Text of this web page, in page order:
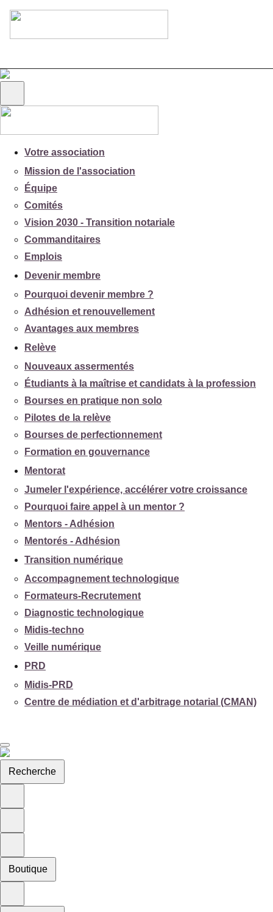
Votre association
Mission de l'association
Équipe
Comités
Vision 2030 - Transition notariale
Commanditaires
Emplois
Devenir membre
Pourquoi devenir membre ?
Adhésion et renouvellement
Avantages aux membres
Relève
Nouveaux assermentés
Étudiants à la maîtrise et candidats à la profession
Bourses en pratique non solo
Pilotes de la relève
Bourses de perfectionnement
Formation en gouvernance
Mentorat
Jumeler l'expérience, accélérer votre croissance
Pourquoi faire appel à un mentor ?
Mentors - Adhésion
Mentorés - Adhésion
Transition numérique
Accompagnement technologique
Formateurs-Recrutement
Diagnostic technologique
Midis-techno
Veille numérique
PRD
Midis-PRD
Centre de médiation et d'arbitrage notarial (CMAN)
Recherche
Boutique